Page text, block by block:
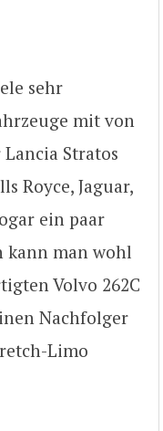
sehr
mit von
Stratos
Royce, Jaguar,
ein paar
kann man wohl
Volvo 262C
Nachfolger
Limo